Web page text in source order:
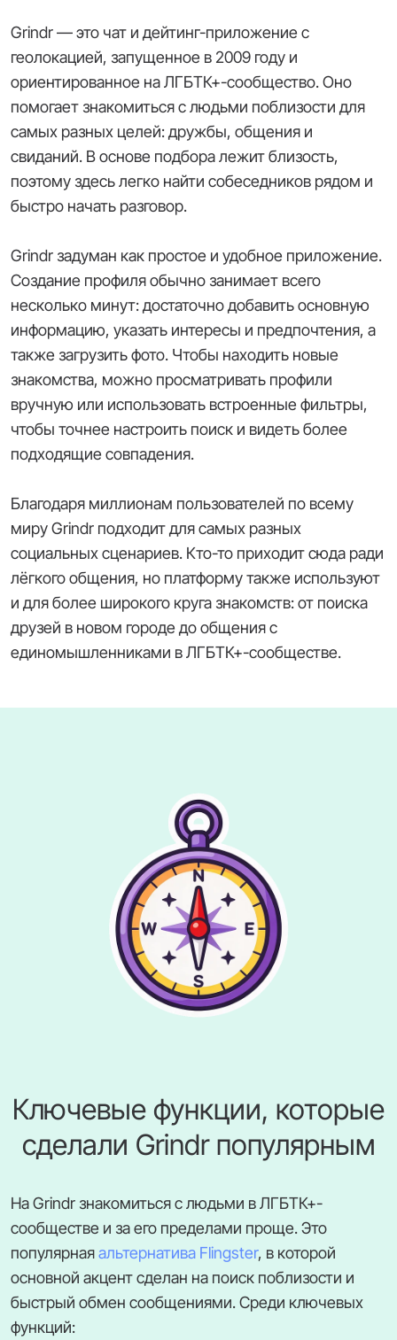
Grindr — это чат и дейтинг-приложение с
геолокацией, запущенное в 2009 году и
ориентированное на ЛГБТК+-сообщество. Оно
помогает знакомиться с людьми поблизости для
самых разных целей: дружбы, общения и
свиданий. В основе подбора лежит близость,
поэтому здесь легко найти собеседников рядом и
быстро начать разговор.
Grindr задуман как простое и удобное приложение.
Создание профиля обычно занимает всего
несколько минут: достаточно добавить основную
информацию, указать интересы и предпочтения, а
также загрузить фото. Чтобы находить новые
знакомства, можно просматривать профили
вручную или использовать встроенные фильтры,
чтобы точнее настроить поиск и видеть более
подходящие совпадения.
Благодаря миллионам пользователей по всему
миру Grindr подходит для самых разных
социальных сценариев. Кто-то приходит сюда ради
лёгкого общения, но платформу также используют
и для более широкого круга знакомств: от поиска
друзей в новом городе до общения с
единомышленниками в ЛГБТК+-сообществе.
Ключевые функции, которые
сделали Grindr популярным
На Grindr знакомиться с людьми в ЛГБТК+-
сообществе и за его пределами проще. Это
популярнаяальтернатива Flingster, в которой
основной акцент сделан на поиск поблизости и
быстрый обмен сообщениями. Среди ключевых
функций: